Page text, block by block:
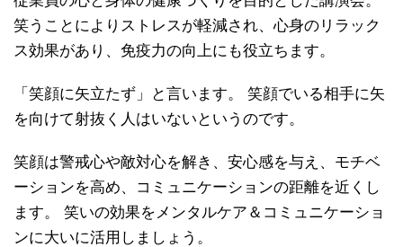
笑うことによりストレスが軽減され、心身のリラック
ス効果があり、免疫力の向上にも役立ちます。
「笑顔に矢立たず」と言います。 笑顔でいる相手に矢
を向けて射抜く人はいないというのです。
笑顔は警戒心や敵対心を解き、安心感を与え、モチベ
ーションを高め、コミュニケーションの距離を近くし
ます。 笑いの効果をメンタルケア＆コミュニケーショ
ンに大いに活用しましょう。